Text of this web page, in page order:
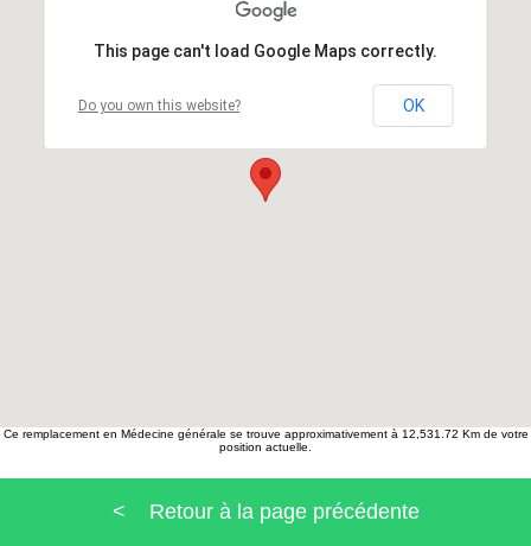
This page can't load Google Maps correctly.
Do you own this website? OK
Ce remplacement en Médecine générale se trouve approximativement à 12,531.72 Km de votre
position actuelle.
< Retour à la page précédente